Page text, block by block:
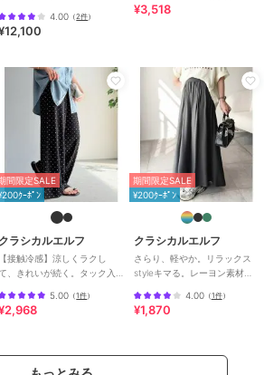
4.00 （2件）
スウェットパンツ
¥3,518
間限定SALE
ｸｰﾎﾟﾝ
クラシカルエルフ
【接触冷感】涼しくラクし
、きれいが続く。タック入
（ウエストゴム）
5.00 （1件）
期間限定SALE
¥200ｸｰﾎﾟﾝ
クラシカルエルフ
さらり、軽やか。リラックス
styleキマる。レーヨン素材ウ
ットワイドパンツ
4.00（1件）
¥1,870